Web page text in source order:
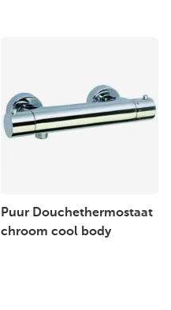
Puur Douchethermostaat
chroom cool body